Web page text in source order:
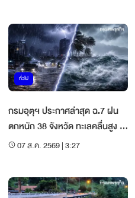
ทั่วไป
กรมอุตุฯ ประกาศล่าสุด ฉ.7 ฝน
ตกหนัก 38 จังหวัด ทะเลคลื่นสูง 4
เมตร07 ส.ค. 2569 | 3:27